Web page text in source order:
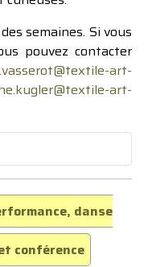
semaines. Si vous
pouvez contacter
art-
art-
danse
conférence